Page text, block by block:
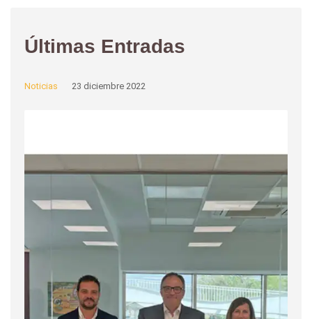
Últimas Entradas
Noticias 23 diciembre 2022